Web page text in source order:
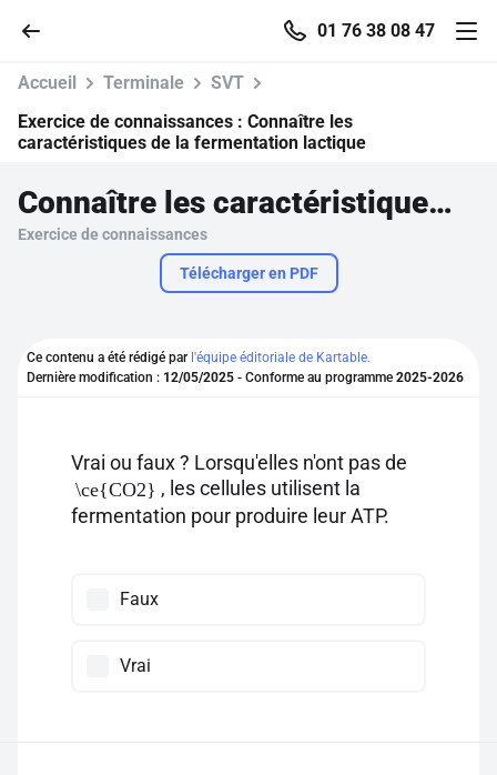
01 76 38 08 47
Parcourir
Se connecter
Pour profiter de 10 contenus offerts.
Accueil Terminale
SVT
Exercice de connaissances : Connaître les
caractéristiques de la fermentation lactique
Connaître les caractéristiques de la fermentation lactique
Exercice de connaissances
Télécharger en PDF
Ce contenu a été rédigé par l'équipe éditoriale de Kartable.
Dernière modification : 12/05/2025 - Conforme au programme 2025-2026
Vrai ou faux ? Lorsqu'elles n'ont pas de
\ce{CO2} , les cellules utilisent la
fermentation pour produire leur ATP.
Faux
Vrai